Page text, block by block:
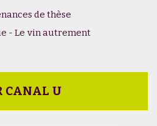
de thèse
- Le vin autrement
CANAL U